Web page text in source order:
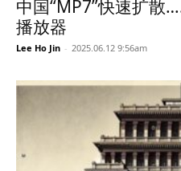
中国“MP7”快速扩散
播放器
Lee Ho Jin - 2025.06.12 9:56am